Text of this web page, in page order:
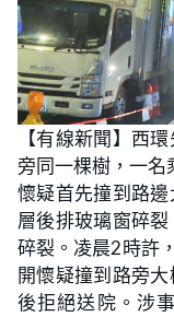
U
n
m
t
e
【有線新聞】西
旁同一棵樹，一名
懷疑首先撞到路
層後排玻璃窗碎
碎裂。凌晨2時許
開懷疑撞到路旁
後拒絕送院。涉